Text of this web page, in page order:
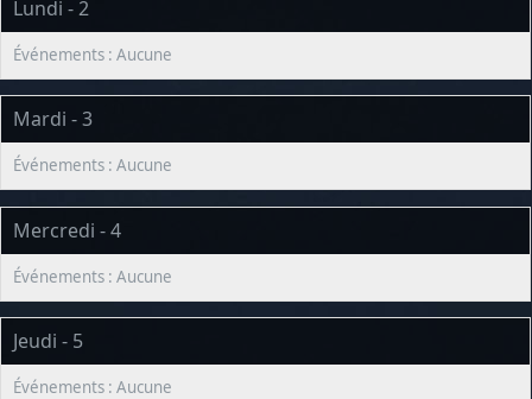
Lundi - 2
Mardi - 3
Mercredi - 4
Jeudi - 5